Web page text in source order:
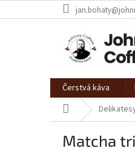
na
Čerstvá káva
Domů
Matcha